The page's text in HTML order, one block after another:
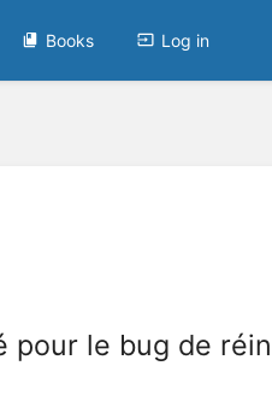
Books Log in
pour le bug de